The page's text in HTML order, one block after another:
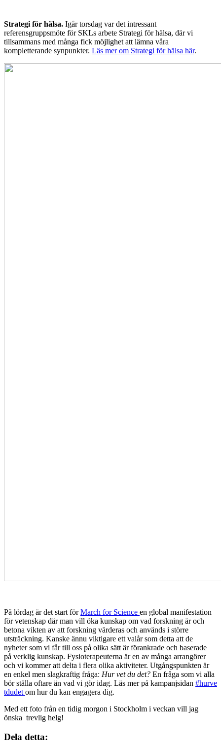
Strategi för hälsa. Igår torsdag var det intressant
referensgruppsmöte för SKLs arbete Strategi för hälsa, där vi
tillsammans med många fick möjlighet att lämna våra
kompletterande synpunkter. Läs mer om Strategi för hälsa här.
På lördag är det start förMarch for Science en global manifestation
för vetenskap där man vill öka kunskap om vad forskning är och
betona vikten av att forskning värderas och används i större
utsträckning. Kanske ännu viktigare ett valår som detta att de
nyheter som vi får till oss på olika sätt är förankrade och baserade
på verklig kunskap. Fysioterapeuterna är en av många arrangörer
och vi kommer att delta i flera olika aktiviteter. Utgångspunkten är
en enkel men slagkraftig fråga: Hur vet du det? En fråga som vi alla
bör ställa oftare än vad vi gör idag. Läs mer på kampanjsidan #hurve
tdudet om hur du kan engagera dig.
Med ett foto från en tidig morgon i Stockholm i veckan vill jag
önska trevlig helg!
Dela detta: